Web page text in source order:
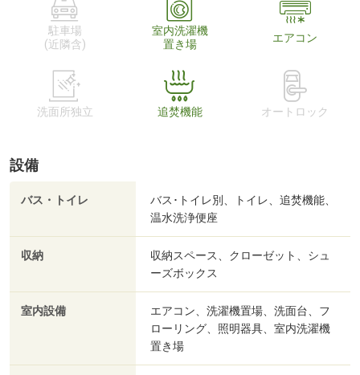
駐車場
(近隣含)
室内洗濯機
置き場
エアコン
洗面所独立 追焚機能 オートロック
設備
バス・トイレ
バス･トイレ別、トイレ、追焚機能、
温水洗浄便座
収納
収納スペース、クローゼット、シュ
ーズボックス
室内設備
エアコン、洗濯機置場、洗面台、フ
ローリング、照明器具、室内洗濯機
置き場